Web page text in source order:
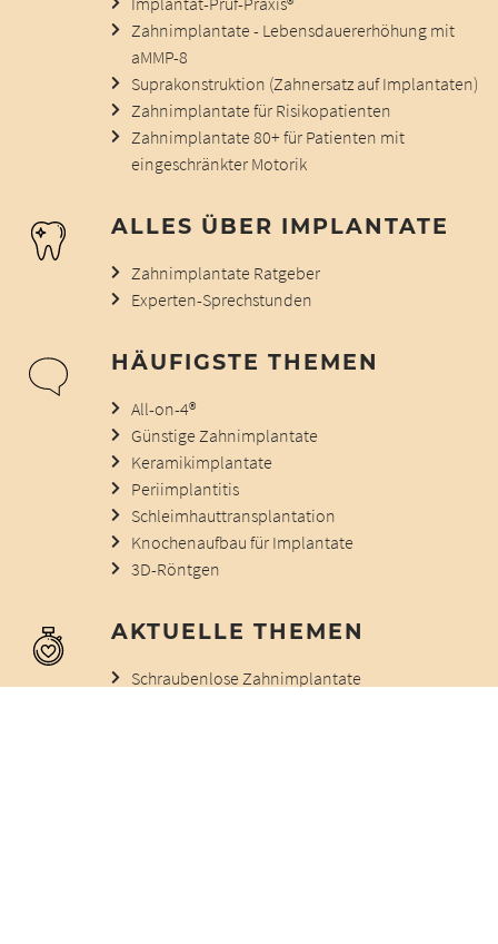
Zahnimplantate - Lebensdauererhöhung mit
aMMP-8
Suprakonstruktion (Zahnersatz auf Implantaten)
Zahnimplantate für Risikopatienten
Zahnimplantate 80+ für Patienten mit
eingeschränkter Motorik
ALLES ÜBER IMPLANTATE
Zahnimplantate Ratgeber
Experten-Sprechstunden
HÄUFIGSTE THEMEN
All-on-4®
Günstige Zahnimplantate
Keramikimplantate
Periimplantitis
Schleimhauttransplantation
Knochenaufbau für Implantate
3D-Röntgen
AKTUELLE THEMEN
Schraubenlose Zahnimplantate